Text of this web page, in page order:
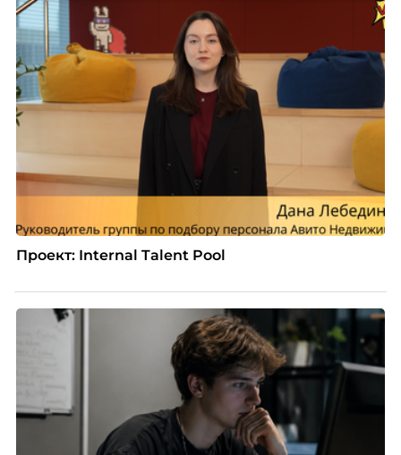
«свадебного генерала», почему стандартные
системы оценки часто упускают самых талантливых
людей и как выявить лидерский потенциал ещё до
того, как он проявится в цифрах KPI, рассказывает
Тимур Соколов, ключевой эксперт по
стратегическому развитию и формированию
культуры лидерства в организациях.
Проект: Internal Talent Pool